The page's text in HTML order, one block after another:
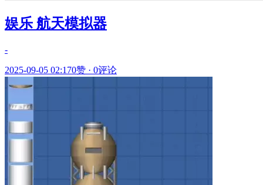
娱乐 航天模拟器
-
2025-09-05 02:170赞 · 0评论